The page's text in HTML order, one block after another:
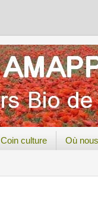
Coin culture Où